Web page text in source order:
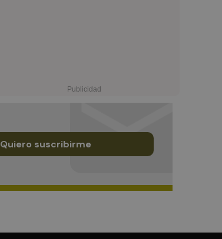
Quiero suscribirme